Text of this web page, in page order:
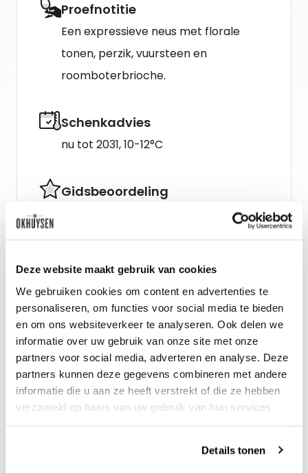
Deze website maakt gebruik van cookies
We gebruiken cookies om content en advertenties te
personaliseren, om functies voor social media te bieden
en om ons websiteverkeer te analyseren. Ook delen we
informatie over uw gebruik van onze site met onze
partners voor social media, adverteren en analyse. Deze
partners kunnen deze gegevens combineren met andere
informatie die u aan ze heeft verstrekt of die ze hebben
verzameld op basis van uw gebruik van hun services.
Details tonen
Proefnotitie
Een expressieve neus met florale
tonen, perzik, vuursteen en
roomboterbrioche.
Schenkadvies
nu tot 2031, 10-12°C
Gidsbeoordeling
Nieuws & inspiratie in Vineé Vineuse
Alle wijnen direct van de wijnboer
Gratis thuisbezorgd vanaf €115,00